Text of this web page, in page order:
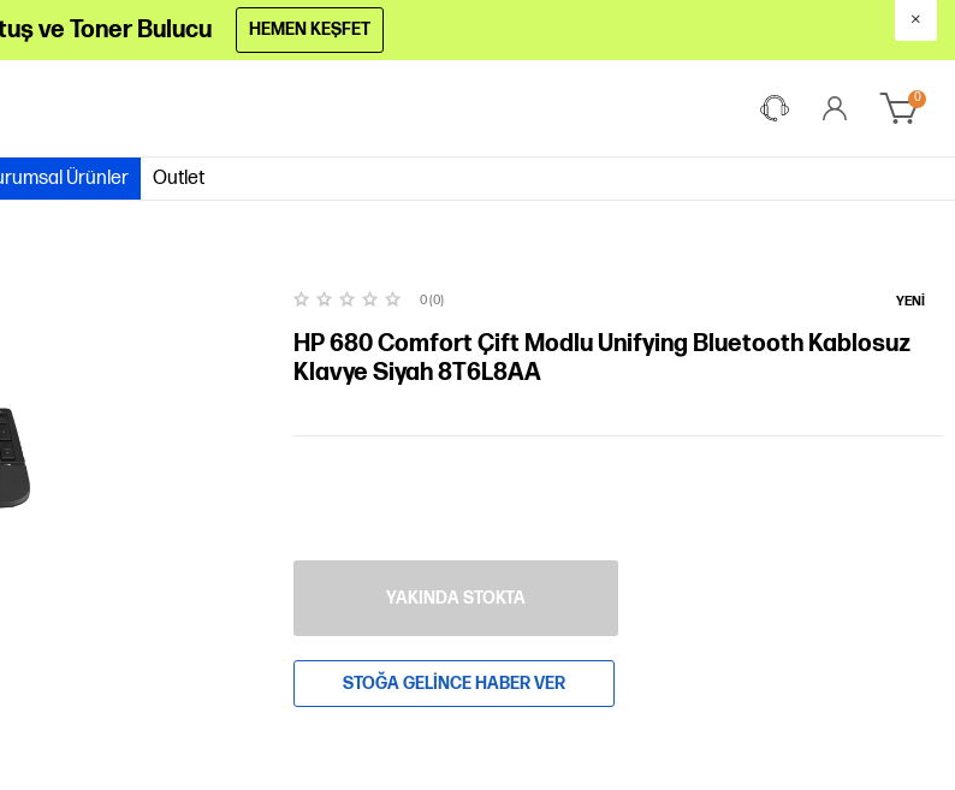
ve Toner Bulucu HEMEN KEŞFET ×
0
Ürünler Outlet
YENI
0 (0)
HP 680 Comfort Çift Modlu Unifying Bluetooth Kablosuz
Klavye Siyah 8T6L8AA
YAKINDA STOKTA
STOĞA GELINCE HABER VER